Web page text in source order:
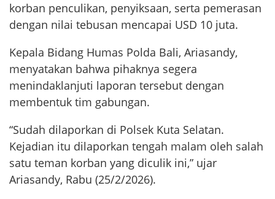
korban penculikan, penyiksaan, serta pemerasan
dengan nilai tebusan mencapai USD 10 juta.
Kepala Bidang Humas Polda Bali, Ariasandy,
menyatakan bahwa pihaknya segera
menindaklanjuti laporan tersebut dengan
membentuk tim gabungan.
“Sudah dilaporkan di Polsek Kuta Selatan.
Kejadian itu dilaporkan tengah malam oleh salah
satu teman korban yang diculik ini,” ujar
Ariasandy, Rabu (25/2/2026).